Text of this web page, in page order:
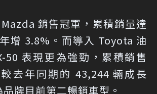
銷售冠軍，累積銷量達
增 3.8%。而導入 Toyota 油
50 表現更為強勁，累積銷售
去年同期的 43,244 輛成長
牌目前第二暢銷車型。